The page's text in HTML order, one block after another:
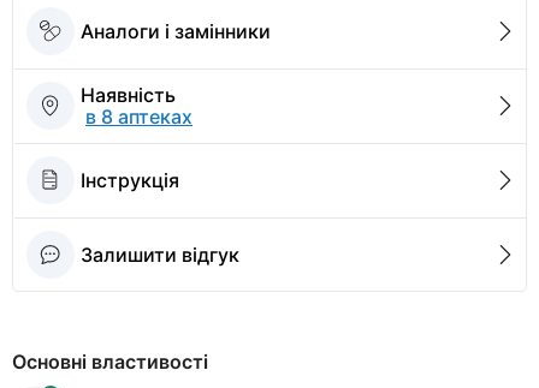
Аналоги і замінники
Наявність
в 8 аптеках
Інструкція
Залишити відгук
Основні властивості